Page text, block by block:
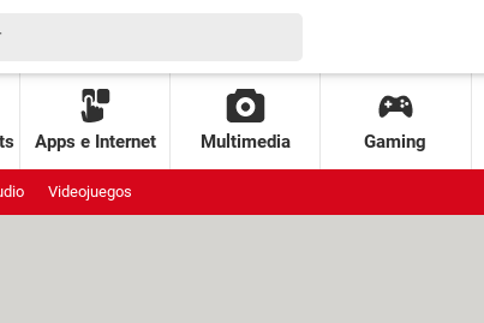
Apps e Internet Multimedia Gaming
Videojuegos